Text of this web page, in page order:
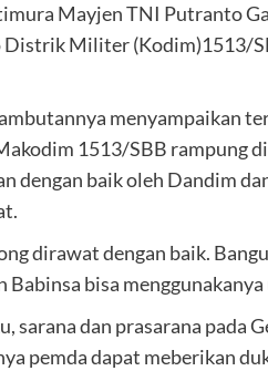
Mayjen TNI Putranto
Militer (Kodim)1513/
menyampaikan
1513/SBB rampung
dengan baik oleh Dandim
dirawat dengan baik.
Babinsa bisa
sarana dan prasarana
pemda dapat meberikan